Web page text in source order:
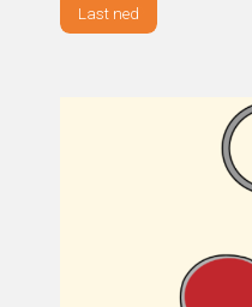
Last ned